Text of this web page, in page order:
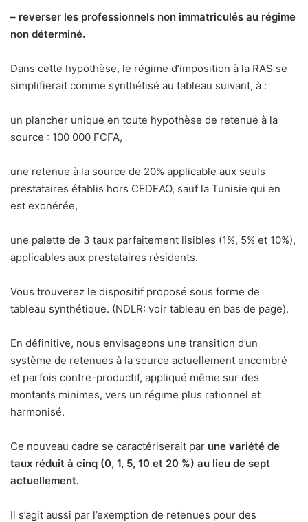
– reverser les professionnels non immatriculés au régime
non déterminé.
Dans cette hypothèse, le régime d’imposition à la RAS se
simplifierait comme synthétisé au tableau suivant, à :
un plancher unique en toute hypothèse de retenue à la
source : 100 000 FCFA,
une retenue à la source de 20% applicable aux seuls
prestataires établis hors CEDEAO, sauf la Tunisie qui en
est exonérée,
une palette de 3 taux parfaitement lisibles (1%, 5% et 10%),
applicables aux prestataires résidents.
Vous trouverez le dispositif proposé sous forme de
tableau synthétique. (NDLR: voir tableau en bas de page).
En définitive, nous envisageons une transition d’un
système de retenues à la source actuellement encombré
et parfois contre-productif, appliqué même sur des
montants minimes, vers un régime plus rationnel et
harmonisé.
Ce nouveau cadre se caractériserait par une variété de
taux réduit à cinq (0, 1, 5, 10 et 20 %) au lieu de sept
actuellement.
Il s’agit aussi par l’exemption de retenues pour des